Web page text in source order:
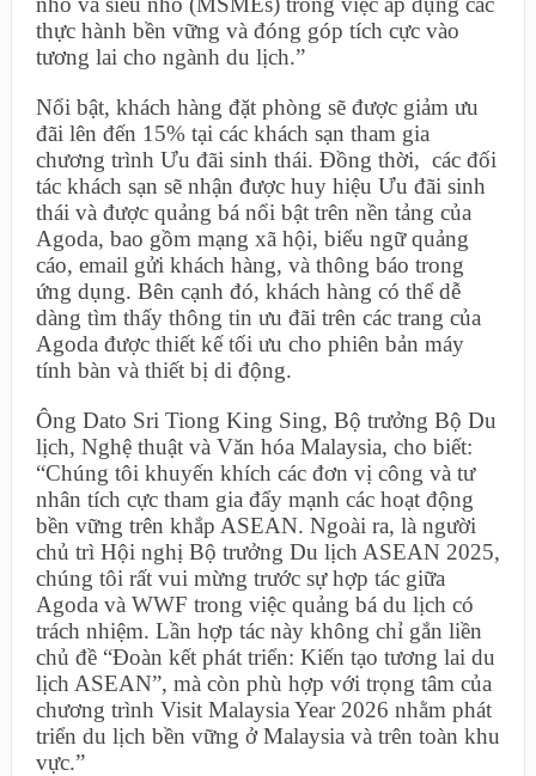
thực hành bền vững và đóng góp tích cực vào
tương lai cho ngành du lịch.”
Nổi bật, khách hàng đặt phòng sẽ được giảm ưu
đãi lên đến 15% tại các khách sạn tham gia
chương trình Ưu đãi sinh thái. Đồng thời, các đối
tác khách sạn sẽ nhận được huy hiệu Ưu đãi sinh
thái và được quảng bá nổi bật trên nền tảng của
Agoda, bao gồm mạng xã hội, biểu ngữ quảng
cáo, email gửi khách hàng, và thông báo trong
ứng dụng. Bên cạnh đó, khách hàng có thể dễ
dàng tìm thấy thông tin ưu đãi trên các trang của
Agoda được thiết kế tối ưu cho phiên bản máy
tính bàn và thiết bị di động.
Ông Dato Sri Tiong King Sing, Bộ trưởng Bộ Du
lịch, Nghệ thuật và Văn hóa Malaysia, cho biết:
“Chúng tôi khuyến khích các đơn vị công và tư
nhân tích cực tham gia đẩy mạnh các hoạt động
bền vững trên khắp ASEAN. Ngoài ra, là người
chủ trì Hội nghị Bộ trưởng Du lịch ASEAN 2025,
chúng tôi rất vui mừng trước sự hợp tác giữa
Agoda và WWF trong việc quảng bá du lịch có
trách nhiệm. Lần hợp tác này không chỉ gắn liền
chủ đề “Đoàn kết phát triển: Kiến tạo tương lai du
lịch ASEAN”, mà còn phù hợp với trọng tâm của
chương trình Visit Malaysia Year 2026 nhằm phát
triển du lịch bền vững ở Malaysia và trên toàn khu
vực.”